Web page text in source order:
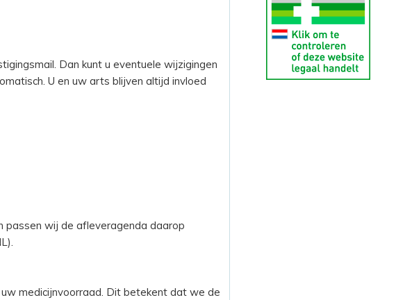
Dan kunt u eventuele wijzigingen
U en uw arts blijven altijd invloed
passen wij de afleveragenda daarop
medicijnvoorraad. Dit betekent dat we de